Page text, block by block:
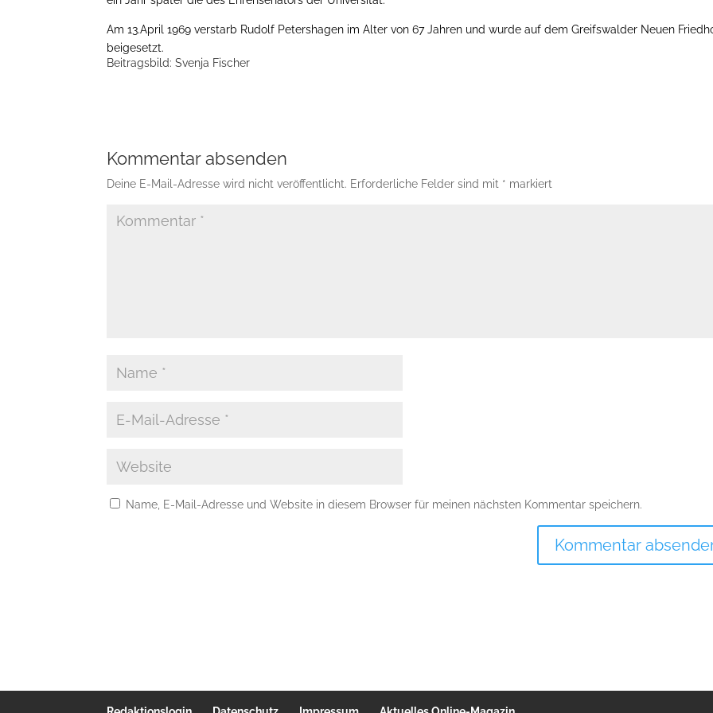
Am 13.April 1969 verstarb Rudolf Petershagen im Alter von 67 Jahren und wurde auf dem Greifswalder Neuen
beigesetzt.
Beitragsbild: Svenja Fischer
Kommentar absenden
Deine E-Mail-Adresse wird nicht veröffentlicht. Erforderliche Felder sind mit * markiert
Name, E-Mail-Adresse und Website in diesem Browser für meinen nächsten Kommentar speichern.